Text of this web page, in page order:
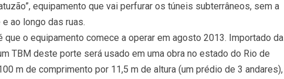
equipamento que vai perfurar os túneis subterrâneos, sem a
ao longo das ruas.
que o equipamento comece a operar em agosto 2013. Importado da
TBM deste porte será usado em uma obra no estado do Rio de
m de comprimento por 11,5 m de altura (um prédio de 3 andares),